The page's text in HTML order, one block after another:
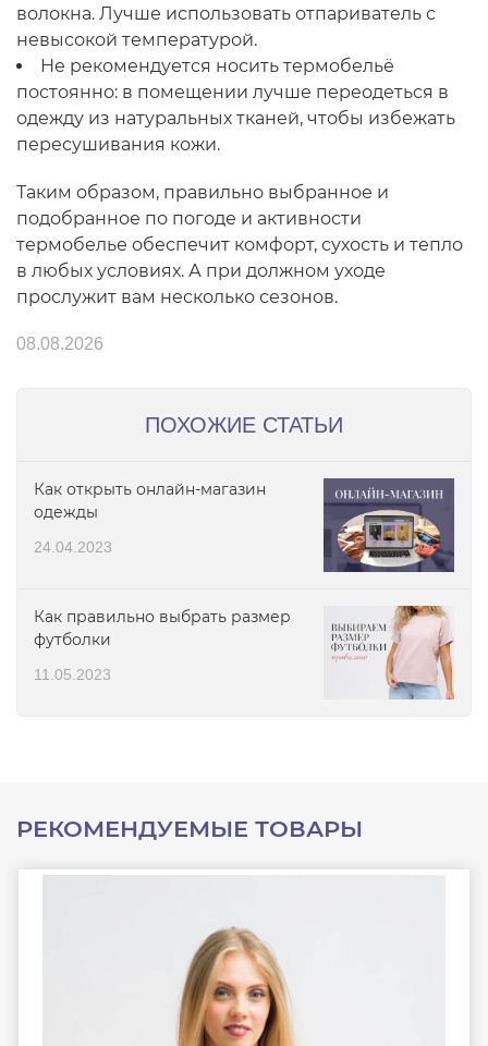
волокна. Лучше использовать отпариватель с
невысокой температурой.
Не рекомендуется носить термобельё
постоянно: в помещении лучше переодеться в
одежду из натуральных тканей, чтобы избежать
пересушивания кожи.
Таким образом, правильно выбранное и
подобранное по погоде и активности
термобелье обеспечит комфорт, сухость и тепло
в любых условиях. А при должном уходе
прослужит вам несколько сезонов.
08.08.2026
ПОХОЖИЕ СТАТЬИ
Как открыть онлайн-магазин
одежды
24.04.2023
Как правильно выбрать размер
футболки
11.05.2023
РЕКОМЕНДУЕМЫЕ ТОВАРЫ